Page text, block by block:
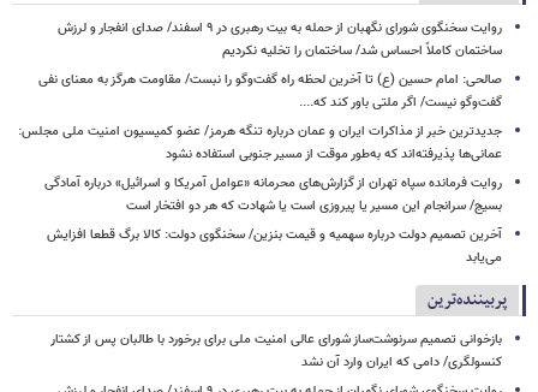
روایت سخنگوی شورای نگهبان از حمله به بیت رهبری در ۹ اسفند/ صدای انفجار و لرزش
ساختمان کاملاً احساس شد/ ساختمان را تخلیه نکردیم
صالحی: امام حسین (ع) تا آخرین لحظه راه گفت‌وگو را نبست/ مقاومت هرگز به معنای نفی
گفت‌وگو نیست/ اگر ملتی باور کند که....
جدیدترین خبر از مذاکرات ایران و عمان درباره تنگه هرمز/ عضو کمیسیون امنیت ملی مجلس:
عمانی‌ها پذیرفته‌اند که به‌طور موقت از مسیر جنوبی استفاده نشود
روایت فرمانده سپاه تهران از گزارش‌های محرمانه «عوامل آمریکا و اسرائیل» درباره آمادگی
بسیج/ سرانجام این مسیر یا پیروزی است یا شهادت که هر دو افتخار است
آخرین تصمیم دولت درباره سهمیه و قیمت بنزین/ سخنگوی دولت: کالا برگ قطعا افزایش
می‌یابد
پربیننده‌ترین
بازخوانی تصمیم سرنوشت‌ساز شورای عالی امنیت ملی برای برخورد با طالبان پس از کشتار
کنسولگری/ دامی که ایران وارد آن نشد